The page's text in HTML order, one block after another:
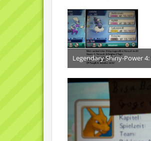
Legendary Shiny-Power
16.
5